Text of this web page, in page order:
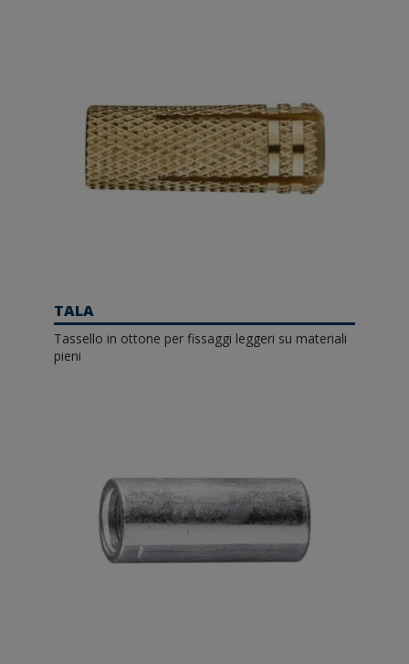
TALA
Tassello in ottone per fissaggi leggeri su materiali
pieni